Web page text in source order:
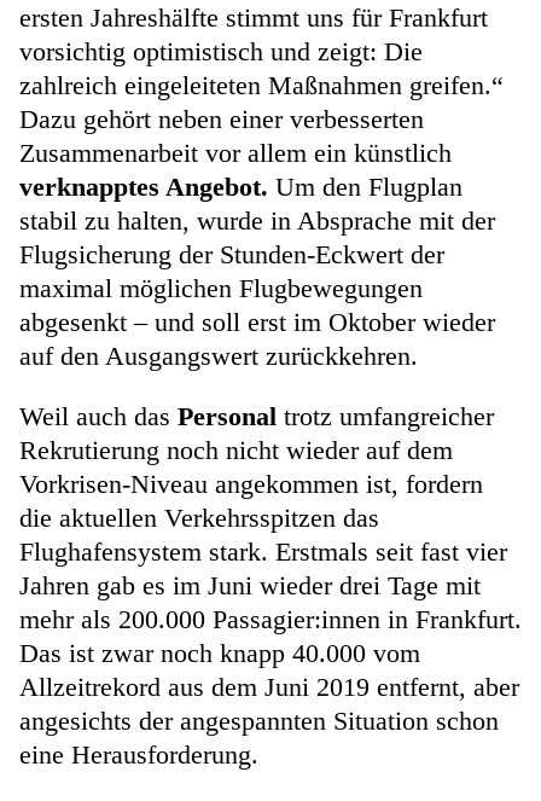
ersten Jahreshälfte stimmt uns für Frankfurt
vorsichtig optimistisch und zeigt: Die
zahlreich eingeleiteten Maßnahmen greifen.“
Dazu gehört neben einer verbesserten
Zusammenarbeit vor allem ein künstlich
verknapptes Angebot. Um den Flugplan
stabil zu halten, wurde in Absprache mit der
Flugsicherung der Stunden-Eckwert der
maximal möglichen Flugbewegungen
abgesenkt – und soll erst im Oktober wieder
auf den Ausgangswert zurückkehren.
Weil auch das Personal trotz umfangreicher
Rekrutierung noch nicht wieder auf dem
Vorkrisen-Niveau angekommen ist, fordern
die aktuellen Verkehrsspitzen das
Flughafensystem stark. Erstmals seit fast vier
Jahren gab es im Juni wieder drei Tage mit
mehr als 200.000 Passagier:innen in Frankfurt.
Das ist zwar noch knapp 40.000 vom
Allzeitrekord aus dem Juni 2019 entfernt, aber
angesichts der angespannten Situation schon
eine Herausforderung.